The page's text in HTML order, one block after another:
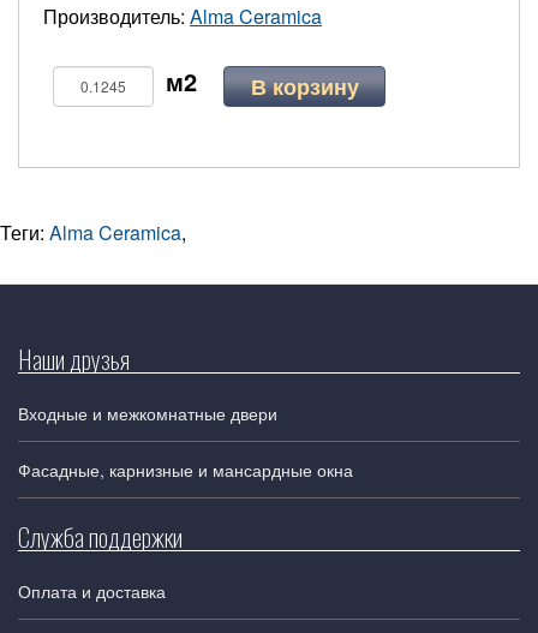
Производитель: Alma Ceramica
В корзину
Теги: Alma Ceramica,
Наши друзья
Входные и межкомнатные двери
Фасадные, карнизные и мансардные окна
Служба поддержки
Оплата и доставка